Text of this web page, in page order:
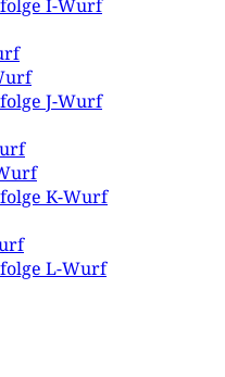
I-Wurf
J-Wurf
K-Wurf
L-Wurf